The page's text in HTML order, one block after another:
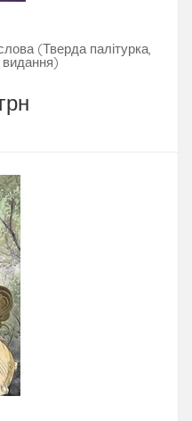
(Тверда палітурка,
видання)